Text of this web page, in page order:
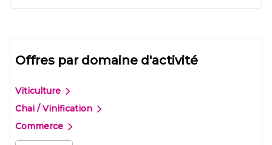
Offres par domaine d'activité
Viticulture
Chai / Vinification
Commerce